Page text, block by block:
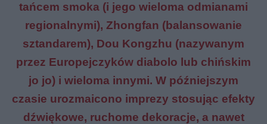
tańcem smoka (i jego wieloma odmianami
regionalnymi), Zhongfan (balansowanie
sztandarem), Dou Kongzhu (nazywanym
przez Europejczyków diabolo lub chińskim
jo jo) i wieloma innymi. W późniejszym
czasie urozmaicono imprezy stosując efekty
dźwiękowe, ruchome dekoracje, a nawet